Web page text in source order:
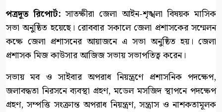
পত্রদূত রিপোর্ট: সাতক্ষীরা জেলা আইন-শৃঙ্খলা বিষয়ক মাসিক
সভা অনুষ্ঠিত হয়েছে। রোববার সকালে জেলা প্রশাসকের সম্মেলন
কক্ষে জেলা প্রশাসনের আয়াজনে এ সভা অনুষ্ঠিত হয়। জেলা
প্রশাসক মিজ কাউসার আজিজ সভায় সভাপতিত্ব করেন।
সভায় মব ও সাইবার অপরাধ নিয়ন্ত্রণে প্রশাসনিক পদক্ষেপ,
জলাবদ্ধতা নিরসনে ব্যবস্থা গ্রহণ, মডেল মসজিদ স্থাপনে পদক্ষেপ
গ্রহণ, সম্পত্তি সংক্রান্ত অপরাধ নিয়ন্ত্রণ, সন্ত্রাস ও নাশকতামূলক